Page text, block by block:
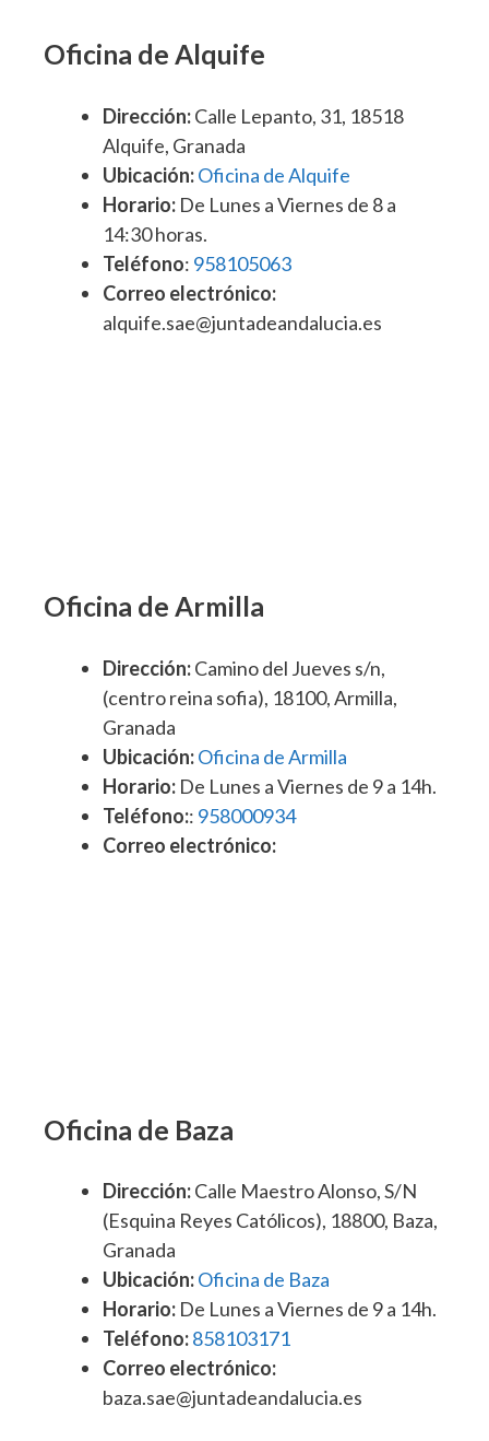
Oficina de Alquife
Dirección:Calle Lepanto, 31, 18518
Alquife, Granada
Ubicación:Oficina de Alquife
Horario: De Lunes a Viernes de 8 a
14:30 horas.
Teléfono: 958105063
Correo electrónico:
alquife.sae@juntadeandalucia.es
Oficina de Armilla
Dirección:Camino del Jueves s/n,
(centro reina sofia), 18100, Armilla,
Granada
Ubicación:Oficina de Armilla
Horario: De Lunes a Viernes de 9 a 14h.
Teléfono:: 958000934
Correo electrónico:
Oficina de Baza
Dirección:Calle Maestro Alonso, S/N
(Esquina Reyes Católicos), 18800, Baza,
Granada
Ubicación:Oficina de Baza
Horario: De Lunes a Viernes de 9 a 14h.
Teléfono:858103171
Correo electrónico:
baza.sae@juntadeandalucia.es